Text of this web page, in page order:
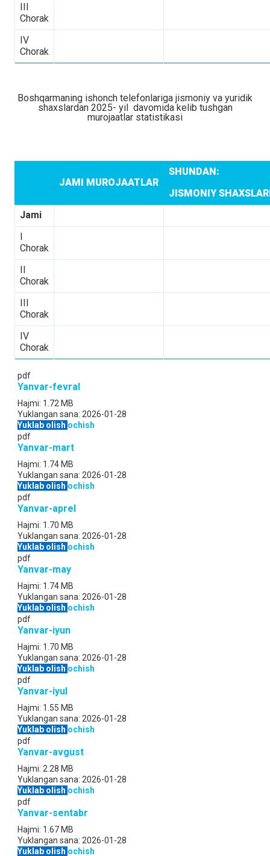
III
Chorak
IV
Chorak
Boshqarmaning ishonch telefonlariga jismoniy va yuridik
shaxslardan 2025- yil davomida kelib tushgan
murojaatlar statistikasi
JAMI MUROJAATLAR
SHUNDAN:
JISMONIY
Jami
I
Chorak
II
Chorak
III
Chorak
IV
Chorak
pdf
Yanvar-fevral
Hajmi: 1.72 MB
Yuklangan sana: 2026-01-28
Yuklab olish ochish
pdf
Yanvar-mart
Hajmi: 1.74 MB
Yuklangan sana: 2026-01-28
Yuklab olish ochish
pdf
Yanvar-aprel
Hajmi: 1.70 MB
Yuklangan sana: 2026-01-28
Yuklab olish ochish
pdf
Yanvar-may
Hajmi: 1.74 MB
Yuklangan sana: 2026-01-28
Yuklab olish ochish
pdf
Yanvar-iyun
Hajmi: 1.70 MB
Yuklangan sana: 2026-01-28
Yuklab olish ochish
pdf
Yanvar-iyul
Hajmi: 1.55 MB
Yuklangan sana: 2026-01-28
Yuklab olish ochish
pdf
Yanvar-avgust
Hajmi: 2.28 MB
Yuklangan sana: 2026-01-28
Yuklab olish ochish
pdf
Yanvar-sentabr
Hajmi: 1.67 MB
Yuklangan sana: 2026-01-28
Yuklab olish ochish